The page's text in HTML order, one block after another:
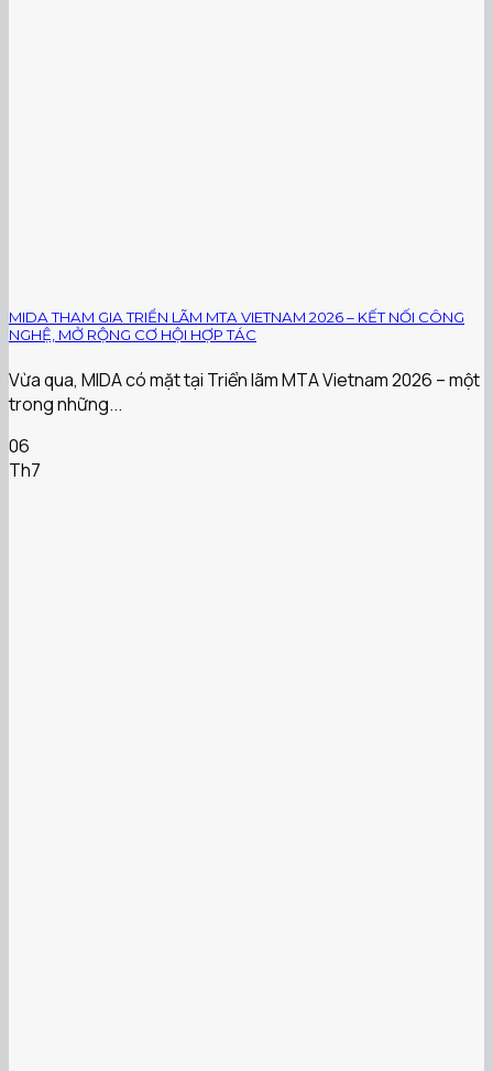
MIDA THAM GIA TRIỂN LÃM MTA VIETNAM 2026 – KẾT NỐI CÔNG
NGHỆ, MỞ RỘNG CƠ HỘI HỢP TÁC
Vừa qua, MIDA có mặt tại Triển lãm MTA Vietnam 2026 – một
trong những...
06
Th7